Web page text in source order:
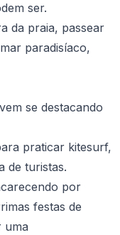
ser.
da praia, passear
paradisíaco,
se destacando
praticar kitesurf,
de turistas.
por
festas de
uma